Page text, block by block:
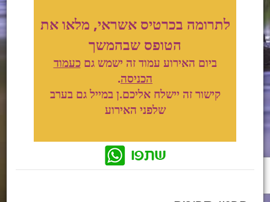
לתרומה בכרטיס אשראי, מלאו את
הטופס שבהמשך
ביום האירוע עמוד זה ישמש גםכעמוד
הכניסה.
קישור זה יישלח אליכם.ן במייל גם בערב
שלפני האירוע